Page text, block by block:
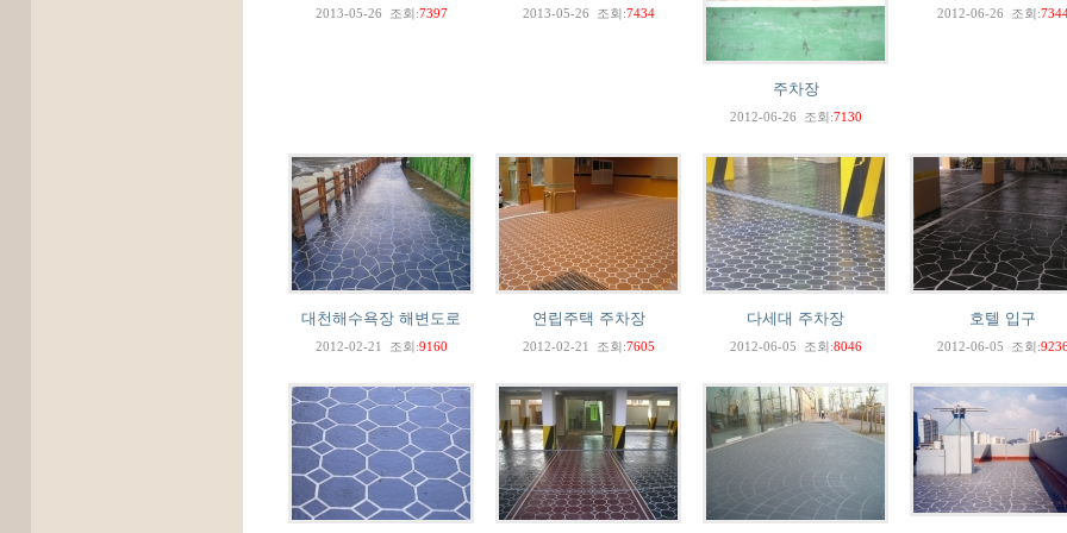
2013-05-26 조회:7397 2013-05-26 조회:7434
주차장
2012-06-26 조회:7130
2012-06-26 조회:
대천해수욕장 해변도로
2012-02-21 조회:9160
연립주택 주차장
2012-02-21 조회:7605
다세대 주차장
2012-06-05 조회:8046
호텔 입구
2012-06-05 조회: